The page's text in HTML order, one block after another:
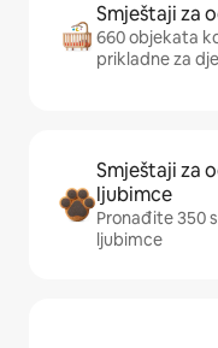
Smještaji za
660 objekata
prikladne za
Smještaji za
ljubimce
Pronađite 350
ljubimce